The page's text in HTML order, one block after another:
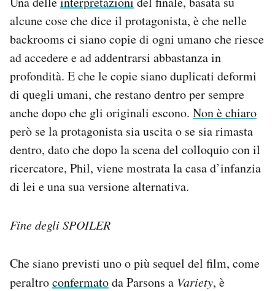
alcune cose che dice il protagonista, è che nelle
backrooms ci siano copie di ogni umano che riesce
ad accedere e ad addentrarsi abbastanza in
profondità. E che le copie siano duplicati deformi
di quegli umani, che restano dentro per sempre
anche dopo che gli originali escono. Non è chiaro
però se la protagonista sia uscita o se sia rimasta
dentro, dato che dopo la scena del colloquio con il
ricercatore, Phil, viene mostrata la casa d’infanzia
di lei e una sua versione alternativa.
Fine degli SPOILER
Che siano previsti uno o più sequel del film, come
peraltroconfermatoda Parsons a Variety, è